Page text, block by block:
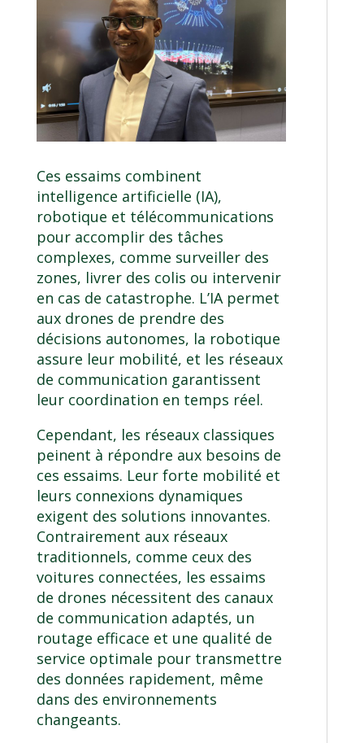
Ces essaims combinent
intelligence artificielle (IA),
robotique et télécommunications
pour accomplir des tâches
complexes, comme surveiller des
zones, livrer des colis ou intervenir
en cas de catastrophe. L’IA permet
aux drones de prendre des
décisions autonomes, la robotique
assure leur mobilité, et les réseaux
de communication garantissent
leur coordination en temps réel.
Cependant, les réseaux classiques
peinent à répondre aux besoins de
ces essaims. Leur forte mobilité et
leurs connexions dynamiques
exigent des solutions innovantes.
Contrairement aux réseaux
traditionnels, comme ceux des
voitures connectées, les essaims
de drones nécessitent des canaux
de communication adaptés, un
routage efficace et une qualité de
service optimale pour transmettre
des données rapidement, même
dans des environnements
changeants.